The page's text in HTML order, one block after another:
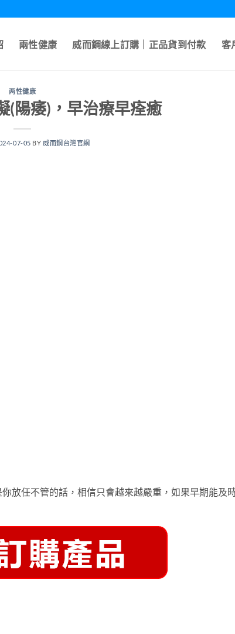
兩性健康 威而鋼線上訂購｜正品貨到付款 客
两性健康
(陽痿)，早治療早痊癒
07-05 BY 威而鋼台灣官網
放任不管的話，相信只會越來越嚴重，如果早期能及